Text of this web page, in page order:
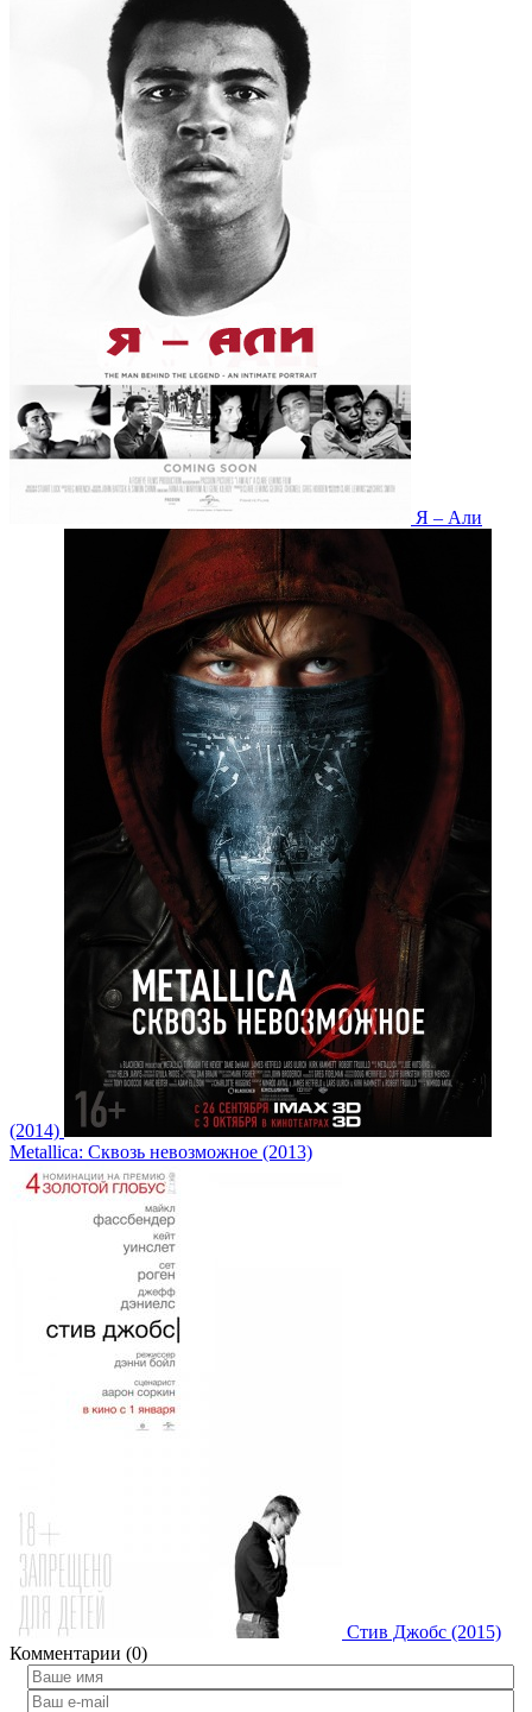
Я – Али
(2014)
Metallica: Сквозь невозможное (2013)
Стив Джобс (2015)
Комментарии (0)